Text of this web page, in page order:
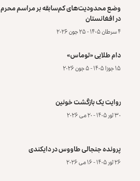
وضع محدودیت‌های کم‌سابقه بر مراسم محرم
در افغانستان
۴ سرطان ۱۴۰۵ - ۲۵ جون ۲۰۲۶
دام طلایی «توماس»
۱۵ جوزا ۱۴۰۵ - ۵ جون ۲۰۲۶
روایت یک بازگشت خونین
۳۰ ثور ۱۴۰۵ - ۲۰ می ۲۰۲۶
پرونده‌ جنجالی طاووس در دایکندی
۲۶ ثور ۱۴۰۵ - ۱۶ می ۲۰۲۶